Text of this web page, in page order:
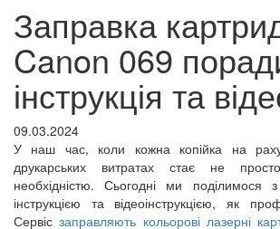
Заправка
Canon 069
інструкція та
09.03.2024
У наш час, коли кожна копійка на
друкарських витратах стає не
необхідністю. Сьогодні ми поділимося
інструкцією та відеоінструкцією, як
Сервісзаправляють кольорові лазерні